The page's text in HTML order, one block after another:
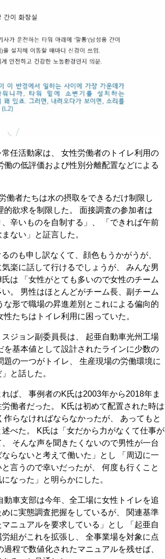
任活動家は、 女性労働者のトイレ利用の
の低評価および性別分離配置などによる
働者たちは水の摂取をできるだけ制限し
欲求を制限した。 面接調査の参加者は
辛いものを自制する」、 「できれば午前
ない」と証言した。
のも申し訳なくて、顔色もうかがうが、
楽に話して行けるでしょうが、 みんな男
は 「女性がとても多いので女性のチーム
。 男性はほとんどがチーム長、副チーム
形で職場の昇進差別とこれによる偏向的
たちはトイレ利用に困っていた。
ジョン副委員長は、 起亜自動車光州工場
基本値として設計されたラインに少数の
の一つがトイレ、 生産現場の労働環境に
と話した。
ば、 事例者のK氏は2003年から2018年ま
働者だった。 K氏は初めて配置された時は
らなければならなかったが、 あってもと
べた。 K氏は「女だから力がなくて仕事が
そんな声を聞きたくないので男性が一台
らないと考えて働いた」とし 「周辺に一
言うので幸いだったが、 何度も行くこと
なった」と明らかにした。
車支部は今年、全工場に女性トイレを追
に実態調査把握をしているが、 関連基準
ニュアルを要求している」とし 「起亜自
組がこれを拡張し、 全事業場を対象に点
程で数値化されたマニュアルを残せば、